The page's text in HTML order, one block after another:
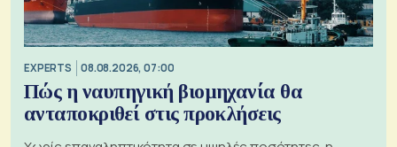
EXPERTS 08.08.2026, 07:00
Πώς η ναυπηγική βιομηχανία θα
ανταποκριθεί στις προκλήσεις